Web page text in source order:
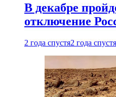
В декабре
отключение
2 года спустя2 года спустя